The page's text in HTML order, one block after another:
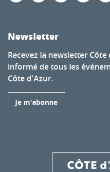
Newsletter
Recevez la newsletter
informé de tous les
Côte d'Azur.
Je m'abonne